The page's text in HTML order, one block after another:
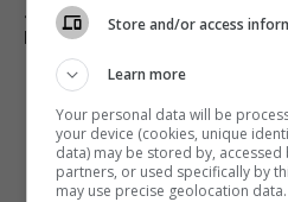
«ЗЕРКАЛО НЕДЕЛИ»
ВЕРСИЮ
CES 2020: ЧТО
ВЫСТАВКЕ
Store and/or access
Learn more
Your personal data will be
your device (cookies, unique
data) may be stored by,
partners, or used specifically by
may use precise geolocation data.